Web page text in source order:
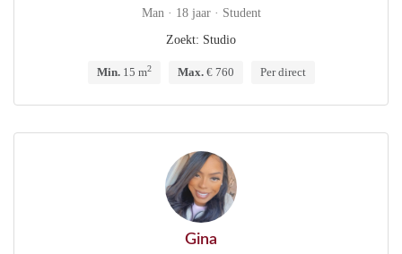
Man · 18 jaar · Student
Zoekt: Studio
Min.15 m2 Max.€ 760 Per direct
Gina